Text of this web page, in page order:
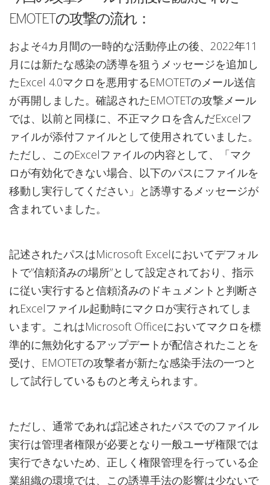
EMOTETの攻撃の流れ：
およそ4カ月間の一時的な活動停止の後、2022年11
月には新たな感染の誘導を狙うメッセージを追加し
たExcel 4.0マクロを悪用するEMOTETのメール送信
が再開しました。確認されたEMOTETの攻撃メール
では、以前と同様に、不正マクロを含んだExcelフ
ァイルが添付ファイルとして使用されていました。
ただし、このExcelファイルの内容として、「マク
ロが有効化できない場合、以下のパスにファイルを
移動し実行してください」と誘導するメッセージが
含まれていました。
記述されたパスはMicrosoft Excelにおいてデフォル
トで”信頼済みの場所”として設定されており、指示
に従い実行すると信頼済みのドキュメントと判断さ
れExcelファイル起動時にマクロが実行されてしま
います。これはMicrosoft Officeにおいてマクロを標
準的に無効化するアップデートが配信されたことを
受け、EMOTETの攻撃者が新たな感染手法の一つと
して試行しているものと考えられます。
ただし、通常であれば記述されたパスでのファイル
実行は管理者権限が必要となり一般ユーザ権限では
実行できないため、正しく権限管理を行っている企
業組織の環境では、この誘導手法の影響は少ないで